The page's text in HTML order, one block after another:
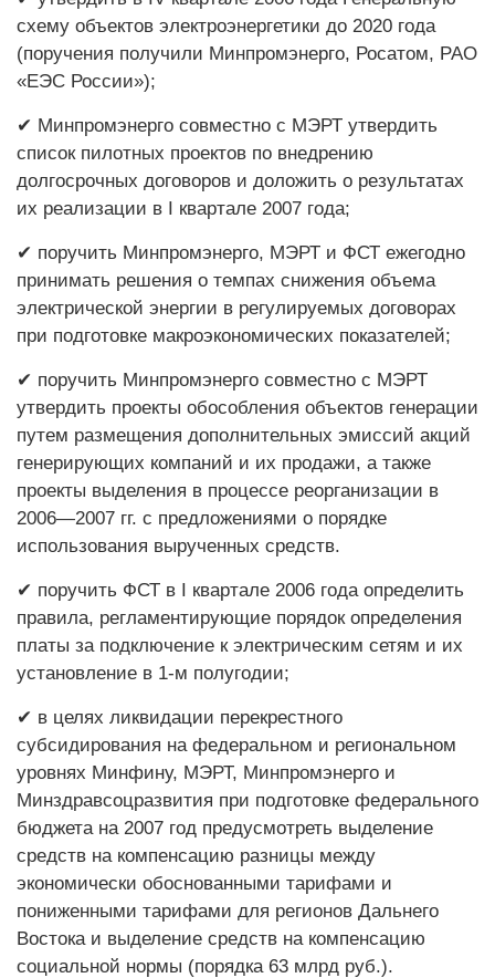
схему объектов электроэнергетики до 2020 года
(поручения получили Минпромэнерго, Росатом, РАО
«ЕЭС России»);
✔ Минпромэнерго совместно с МЭРТ утвердить
список пилотных проектов по внедрению
долгосрочных договоров и доложить о результатах
их реализации в I квартале 2007 года;
✔ поручить Минпромэнерго, МЭРТ и ФСТ ежегодно
принимать решения о темпах снижения объема
электрической энергии в регулируемых договорах
при подготовке макроэкономических показателей;
✔ поручить Минпромэнерго совместно с МЭРТ
утвердить проекты обособления объектов генерации
путем размещения дополнительных эмиссий акций
генерирующих компаний и их продажи, а также
проекты выделения в процессе реорганизации в
2006—2007 гг. с предложениями о порядке
использования вырученных средств.
✔ поручить ФСТ в I квартале 2006 года определить
правила, регламентирующие порядок определения
платы за подключение к электрическим сетям и их
установление в 1-м полугодии;
✔ в целях ликвидации перекрестного
субсидирования на федеральном и региональном
уровнях Минфину, МЭРТ, Минпромэнерго и
Минздравсоцразвития при подготовке федерального
бюджета на 2007 год предусмотреть выделение
средств на компенсацию разницы между
экономически обоснованными тарифами и
пониженными тарифами для регионов Дальнего
Востока и выделение средств на компенсацию
социальной нормы (порядка 63 млрд руб.).